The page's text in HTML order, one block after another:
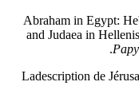
Abraham in Egypt:
and Judaea in
Ladescription de